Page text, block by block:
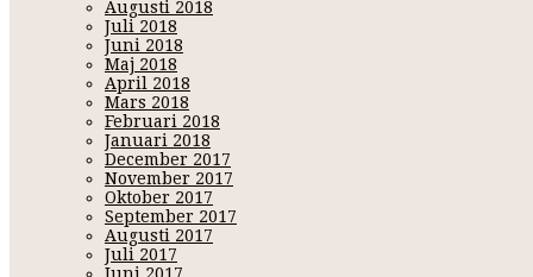
Augusti 2018
Juli 2018
Juni 2018
Maj 2018
April 2018
Mars 2018
Februari 2018
Januari 2018
December 2017
November 2017
Oktober 2017
September 2017
Augusti 2017
Juli 2017
Juni 2017